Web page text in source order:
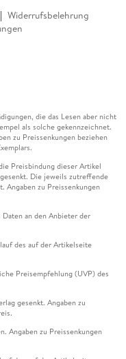
Widerrufsbelehrung
die das Lesen aber nicht
als solche gekennzeichnet.
zu Preissenkungen beziehen
Preisbindung dieser Artikel
Die jeweils zutreffende
zu Preissenkungen
an den Anbieter der
des auf der Artikelseite
Preisempfehlung (UVP) des
gesenkt. Angaben zu
Angaben zu Preissenkungen